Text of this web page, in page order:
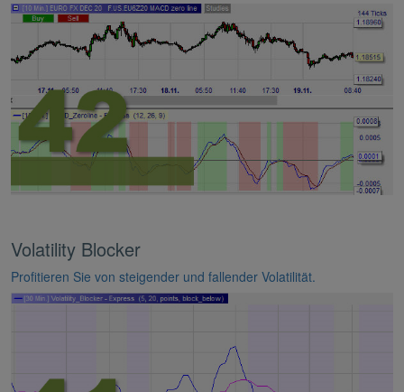
Volatility Blocker
Profitieren Sie von steigender und fallender Volatilität.